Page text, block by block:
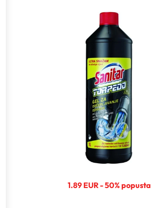
1.89 EUR - 50% popusta